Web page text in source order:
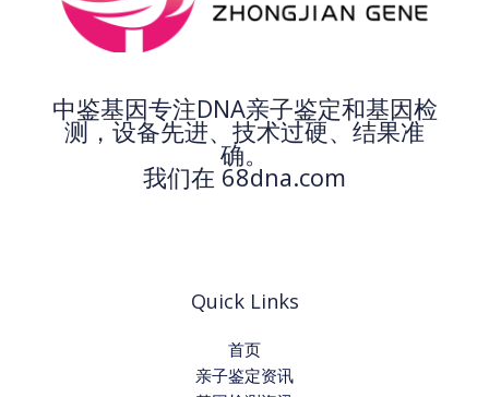
中鉴基因专注DNA亲子鉴定和基因检
测，设备先进、技术过硬、结果准
确。
我们在 68dna.com
Quick Links
首页
亲子鉴定资讯